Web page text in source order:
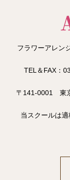
フラワーアレン
TEL＆FAX：
〒141-0001 東
当スクールは